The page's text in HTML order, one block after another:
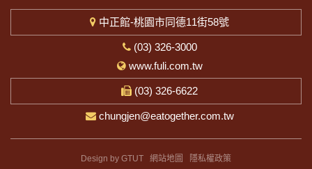
中正館-桃園市同德11街58號
(03) 326-3000
www.fuli.com.tw
(03) 326-6622
chungjen@eatogether.com.tw
Design by GTUT 網站地圖 隱私權政策